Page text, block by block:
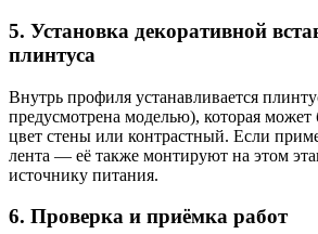
5. Установка декоративной
плинтуса
Внутрь профиля устанавливается
предусмотрена моделью), которая
цвет стены или контрастный. Если
лента — её также монтируют на этом
источнику питания.
6. Проверка и приёмка работ